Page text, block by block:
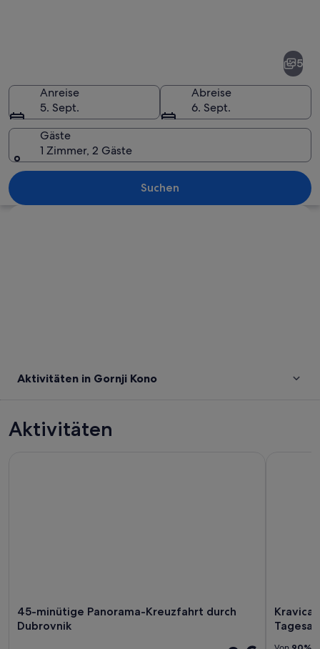
Eine Küstenstadt mit einer
5
Anreise
5. Sept.
Abreise
6. Sept.
Gäste
1 Zimmer, 2 Gäste
Suchen
Aktivitäten in Gornji Kono
Aktivitäten
45-minütige Panorama-Kreuzfahrt durch
Dubrovnik
Kravica